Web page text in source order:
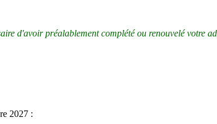
d'avoir préalablement complété ou renouvelé votre
2027 :